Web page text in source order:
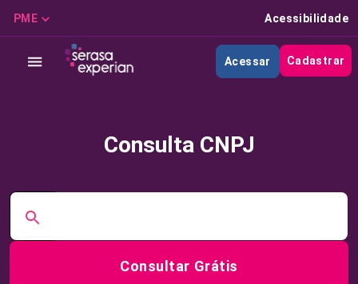
PME Acessibilidade
Acessar Cadastrar
Consulta CNPJ
Consultar Grátis